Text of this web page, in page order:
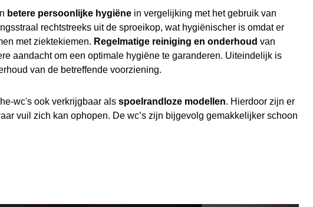
betere persoonlijke hygiëne in vergelijking met het gebruik van
rechtstreeks uit de sproeikop, wat hygiënischer is omdat er
met ziektekiemen. Regelmatige reiniging en onderhoud van
aandacht om een optimale hygiëne te garanderen. Uiteindelijk is
van de betreffende voorziening.
wc's ook verkrijgbaar als spoelrandloze modellen. Hierdoor zijn er
vuil zich kan ophopen. De wc’s zijn bijgevolg gemakkelijker schoon